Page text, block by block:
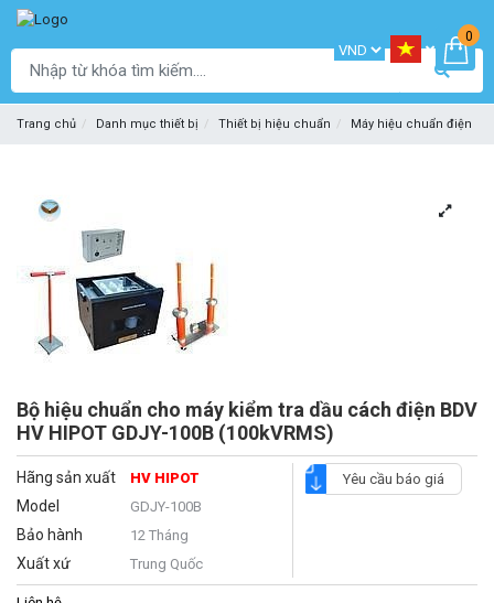
0
Trang chủ Danh mục thiết bị Thiết bị hiệu chuẩn Máy hiệu chuẩn điện
Bộ hiệu chuẩn cho máy kiểm tra dầu cách điện BDV
HV HIPOT GDJY-100B (100kVRMS)
Hãng sản xuất HV HIPOT
Model GDJY-100B
Bảo hành 12 Tháng
Xuất xứ Trung Quốc
Yêu cầu báo giá